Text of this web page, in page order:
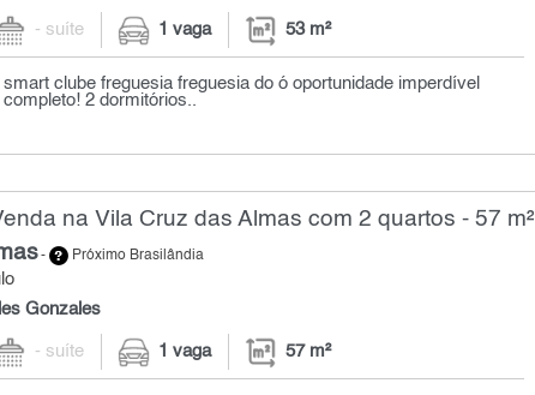
- suíte 1 vaga 53 m²
clube freguesia freguesia do ó oportunidade imperdível
2 dormitórios..
na Vila Cruz das Almas com 2 quartos - 57 m²
- Próximo Brasilândia
Gonzales
- suíte 1 vaga 57 m²